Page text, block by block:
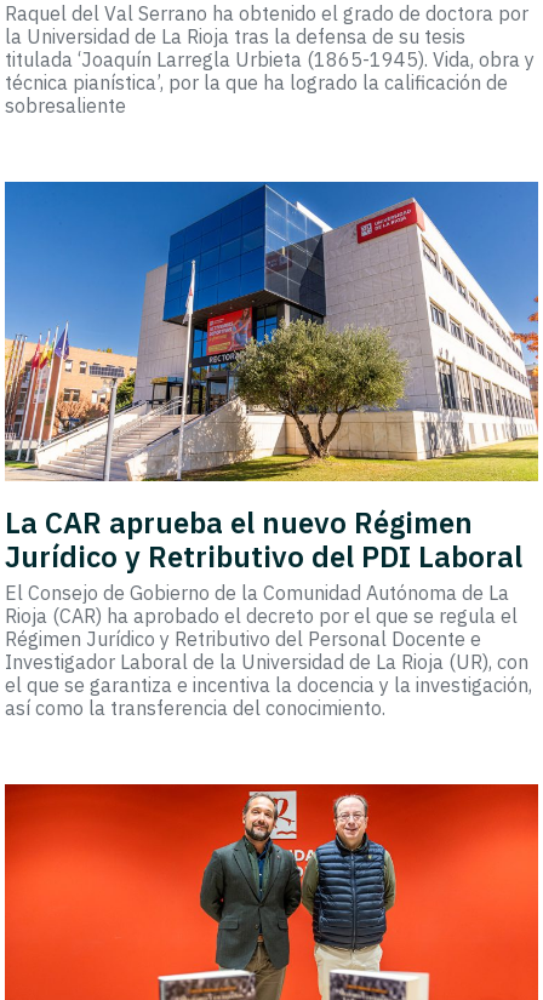
Raquel del Val Serrano ha obtenido el grado de doctora por
la Universidad de La Rioja tras la defensa de su tesis
titulada ‘Joaquín Larregla Urbieta (1865-1945). Vida, obra y
técnica pianística’, por la que ha logrado la calificación de
sobresaliente
La CAR aprueba el nuevo Régimen
Jurídico y Retributivo del PDI Laboral
El Consejo de Gobierno de la Comunidad Autónoma de La
Rioja (CAR) ha aprobado el decreto por el que se regula el
Régimen Jurídico y Retributivo del Personal Docente e
Investigador Laboral de la Universidad de La Rioja (UR), con
el que se garantiza e incentiva la docencia y la investigación,
así como la transferencia del conocimiento.